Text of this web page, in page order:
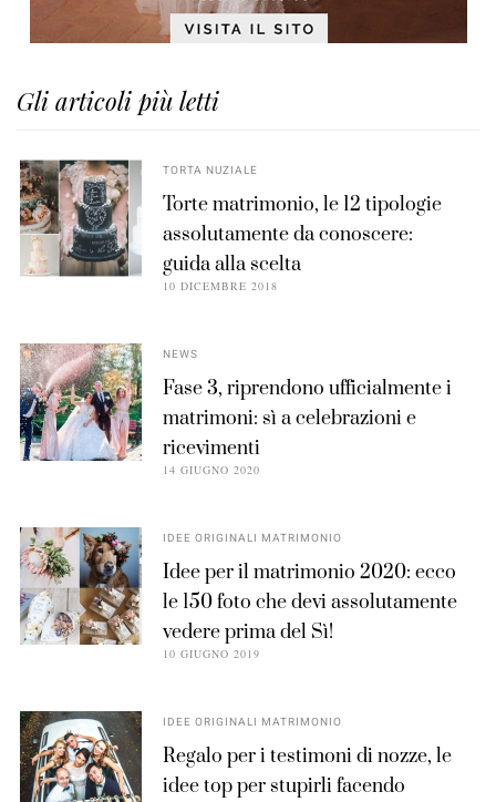
Gli articoli più letti
TORTA NUZIALE
Torte matrimonio, le 12 tipologie
assolutamente da conoscere:
guida alla scelta
10 DICEMBRE 2018
NEWS
Fase 3, riprendono ufficialmente i
matrimoni: sì a celebrazioni e
ricevimenti
14 GIUGNO 2020
IDEE ORIGINALI MATRIMONIO
Idee per il matrimonio 2020: ecco
le 150 foto che devi assolutamente
vedere prima del Sì!
10 GIUGNO 2019
IDEE ORIGINALI MATRIMONIO
Regalo per i testimoni di nozze, le
idee top per stupirli facendo